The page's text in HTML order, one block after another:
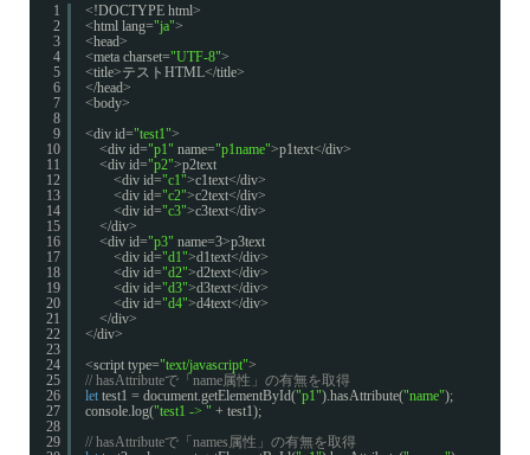
1
2
3
4
5
6
7
8
9
10
11
12
13
14
15
16
17
18
19
20
21
22
23
24
25
26
27
28
29
<!DOCTYPE html>
<html lang="ja">
<head>
<meta charset="UTF-8">
<title>テストHTML</title>
</head>
<body>
<div id="test1">
<div id="p1" name="p1name">p1text</div>
<div id="p2">p2text
<div id="c1">c1text</div>
<div id="c2">c2text</div>
<div id="c3">c3text</div>
</div>
<div id="p3" name=3>p3text
<div id="d1">d1text</div>
<div id="d2">d2text</div>
<div id="d3">d3text</div>
<div id="d4">d4text</div>
</div>
</div>
<script type="text/javascript">
// hasAttributeで「name属性」の有無を取得
let test1 = document.getElementById("p1").hasAttribute("name");
console.log("test1 -> " + test1);
// hasAttributeで「names属性」の有無を取得